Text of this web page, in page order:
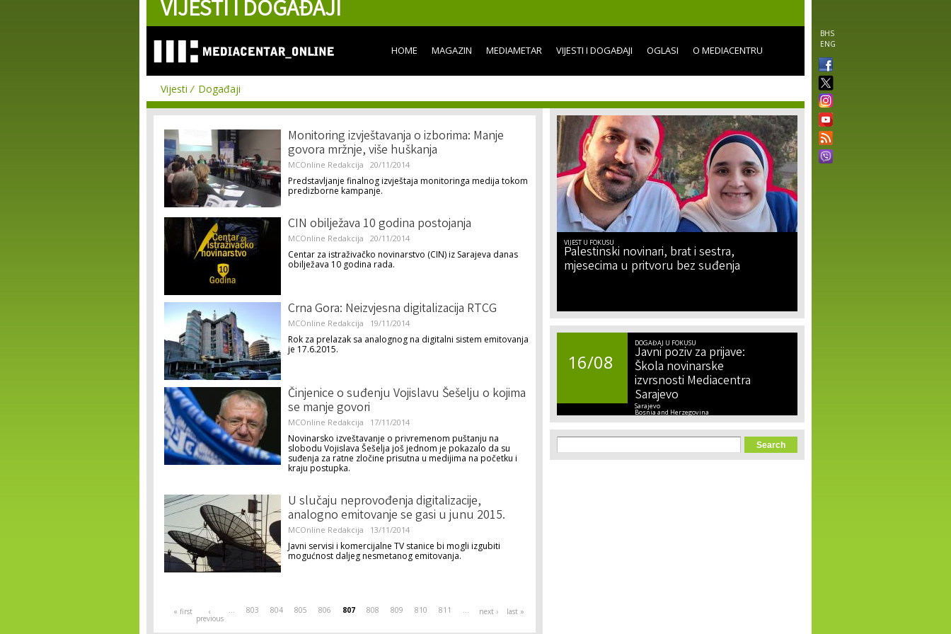
content
VIJESTI I DOGAĐAJI
BHS
ENG
HOME MAGAZIN MEDIAMETAR VIJESTI I DOGAĐAJI OGLASI O MEDIACENTRU
Vijesti Događaji
Monitoring izvještavanja o izborima: Manje
govora mržnje, više huškanja
MCOnline Redakcija 20/11/2014
Predstavljanje finalnog izvještaja monitoringa medija tokom
predizborne kampanje.
CIN obilježava 10 godina postojanja
MCOnline Redakcija 20/11/2014
Centar za istraživačko novinarstvo (CIN) iz Sarajeva danas
obilježava 10 godina rada.
Crna Gora: Neizvjesna digitalizacija RTCG
MCOnline Redakcija 19/11/2014
Rok za prelazak sa analognog na digitalni sistem emitovanja
je 17.6.2015.
Činjenice o suđenju Vojislavu Šešelju o kojima
se manje govori
MCOnline Redakcija 17/11/2014
Novinarsko izveštavanje o privremenom puštanju na
slobodu Vojislava Šešelja još jednom je pokazalo da su
suđenja za ratne zločine prisutna u medijima na početku i
kraju postupka.
U slučaju neprovođenja digitalizacije,
analogno emitovanje se gasi u junu 2015.
MCOnline Redakcija 13/11/2014
Javni servisi i komercijalne TV stanice bi mogli izgubiti
mogućnost daljeg nesmetanog emitovanja.
« first ‹
previous
… 803 804 805 806 807 808 809 810 811 … next › last »
VIJEST U FOKUSU
Palestinski novinari, brat i sestra,
mjesecima u pritvoru bez suđenja
16/08
DOGAĐAJ U FOKUSU
Javni poziv za prijave:
Škola novinarske
izvrsnosti Mediacentra
Sarajevo
Sarajevo
Bosnia and Herzegovina
Search form
Search